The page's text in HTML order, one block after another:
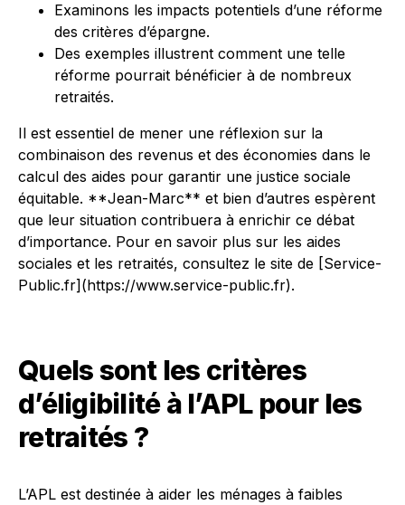
Examinons les impacts potentiels d’une réforme
des critères d’épargne.
Des exemples illustrent comment une telle
réforme pourrait bénéficier à de nombreux
retraités.
Il est essentiel de mener une réflexion sur la
combinaison des revenus et des économies dans le
calcul des aides pour garantir une justice sociale
équitable. **Jean-Marc** et bien d’autres espèrent
que leur situation contribuera à enrichir ce débat
d’importance. Pour en savoir plus sur les aides
sociales et les retraités, consultez le site de [Service-
Public.fr](https://www.service-public.fr).
Quels sont les critères
d’éligibilité à l’APL pour les
retraités ?
L’APL est destinée à aider les ménages à faibles